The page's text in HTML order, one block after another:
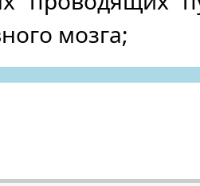
мозга;